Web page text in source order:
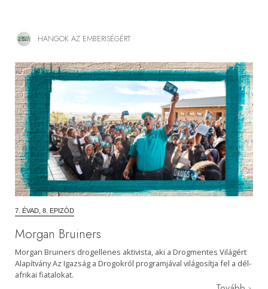
HANGOK AZ EMBERISÉGÉRT
7. ÉVAD, 8. EPIZÓD
Morgan Bruiners
Morgan Bruiners drogellenes aktivista, aki a Drogmentes Világért
Alapítvány Az Igazság a Drogokról programjával világosítja fel a dél-
afrikai fiatalokat.